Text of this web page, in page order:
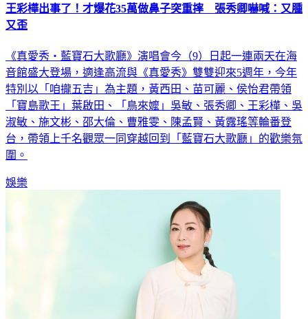
王彩樺出事了！才爆花35萬做鼻子突重摔 張秀卿嚇喊：又腫
又歪
《真愛秀・藍寶石大歌廳》演唱會今（9）日起一連兩天在海
音館盛大登場，適逢高流與《真愛秀》雙雙迎來5週年，今年
特別以「咱攏五吉」為主題，黃西田、苗可麗、侯怡君帶領
「寶島歌王」葉啟田、「鳥來嬤」吳敏、張秀卿、王彩樺、吳
淑敏、施文彬、邵大倫、曹雅雯、陳孟賢、黃露瑤等輪番登
台，帶領上千名觀眾一同穿越回到「藍寶石大歌廳」的歡樂氛
圍。
娛樂